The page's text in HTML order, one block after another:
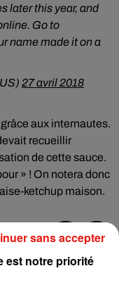
later this year, and
Go to
name made it on a
27 avril 2018
aux internautes.
recueillir
de cette sauce.
» ! On notera donc
ketchup maison.
est notre priorité
sans accepter